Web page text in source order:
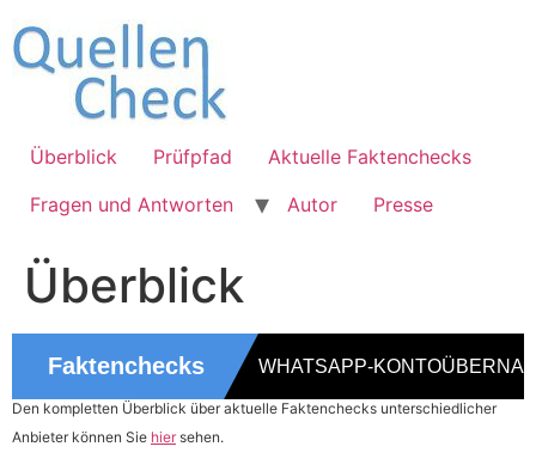
Inhalt
wechseln
Überblick Prüfpfad
Aktuelle Faktenchecks
Fragen und Antworten
Autor Presse
Überblick
Den kompletten Überblick über aktuelle Faktenchecks unterschiedlicher
Anbieter können Sie hiersehen.